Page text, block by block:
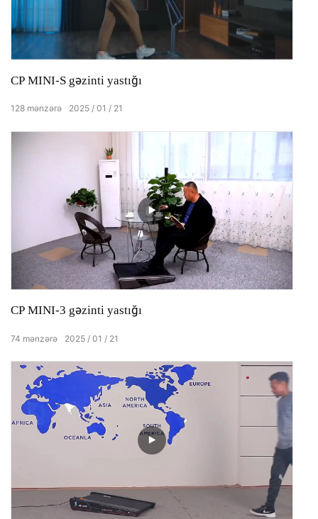
CP MINI-S gəzinti yastığı
2025 01 21
128 mənzərə
CP MINI-3 gəzinti yastığı
2025 01 21
74 mənzərə